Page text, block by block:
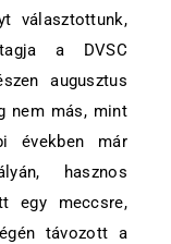
választottunk,
a DVSC
augusztus
nem más, mint
években már
hasznos
egy meccsre,
távozott a